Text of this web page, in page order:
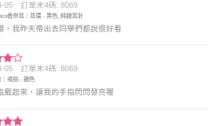
滿
05 訂單末4碼: 8069
香奈耳｜耳環 - 黑色, 純銀耳針
，我昨天帶出去同學們都說很好看
05 訂單末4碼: 8069
戒指 - 銀色
戴起來，讓我的手指閃閃發亮喔